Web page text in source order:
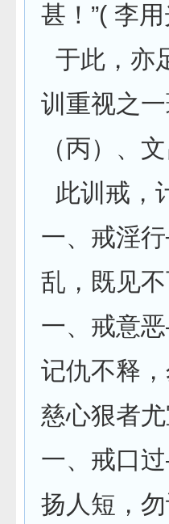
甚！”( 李
于此，亦
训重视之一
（丙）、
此训戒，
一、戒淫
乱，既见
一、戒意
记仇不释
慈心狠者尤
一、戒口
扬人短，